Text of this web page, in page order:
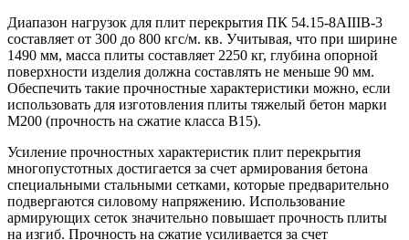
Диапазон нагрузок для плит перекрытия ПК 54.15-8АIIIВ-3
составляет от 300 до 800 кгс/м. кв. Учитывая, что при ширине
1490 мм, масса плиты составляет 2250 кг, глубина опорной
поверхности изделия должна составлять не меньше 90 мм.
Обеспечить такие прочностные характеристики можно, если
использовать для изготовления плиты тяжелый бетон марки
М200 (прочность на сжатие класса В15).
Усиление прочностных характеристик плит перекрытия
многопустотных достигается за счет армирования бетона
специальными стальными сетками, которые предварительно
подвергаются силовому напряжению. Использование
армирующих сеток значительно повышает прочность плиты
на изгиб. Прочность на сжатие усиливается за счет